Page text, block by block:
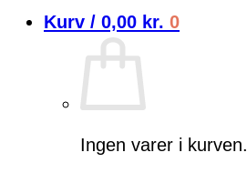
Kurv / 0,00 kr. 0
Ingen varer i kurven.